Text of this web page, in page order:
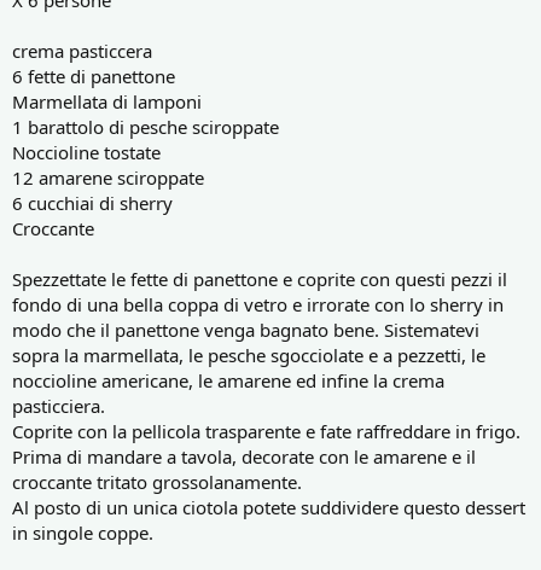
crema pasticcera
6 fette di panettone
Marmellata di lamponi
1 barattolo di pesche sciroppate
Noccioline tostate
12 amarene sciroppate
6 cucchiai di sherry
Croccante
Spezzettate le fette di panettone e coprite con questi pezzi il
fondo di una bella coppa di vetro e irrorate con lo sherry in
modo che il panettone venga bagnato bene. Sistematevi
sopra la marmellata, le pesche sgocciolate e a pezzetti, le
noccioline americane, le amarene ed infine la crema
pasticciera.
Coprite con la pellicola trasparente e fate raffreddare in frigo.
Prima di mandare a tavola, decorate con le amarene e il
croccante tritato grossolanamente.
Al posto di un unica ciotola potete suddividere questo dessert
in singole coppe.